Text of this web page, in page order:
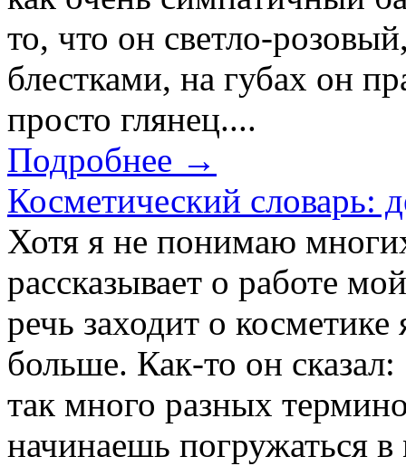
то, что он светло-
блестками, на губах он
просто глянец....
Подробнее →
Косметический словарь:
Хотя я не понимаю
рассказывает о работе
речь заходит о
больше. Как-то он
так много разных
начинаешь погружаться